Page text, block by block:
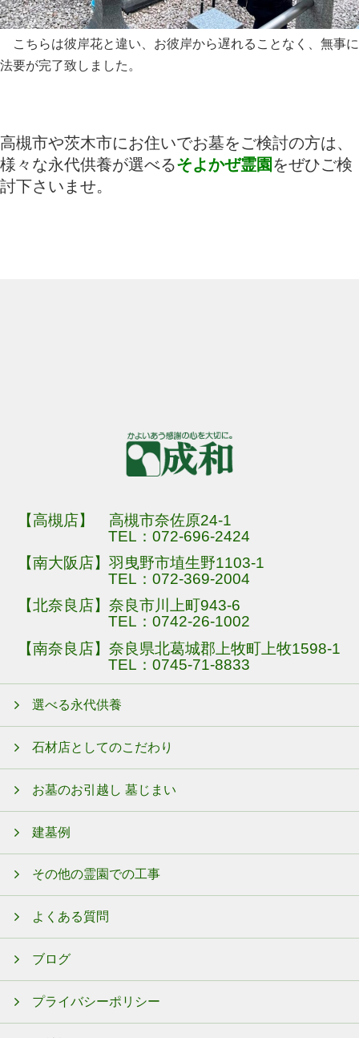
こちらは彼岸花と違い、お彼岸から遅れることなく、無事に
法要が完了致しました。
高槻市や茨木市にお住いでお墓をご検討の方は、
様々な永代供養が選べるそよかぜ霊園 をぜひご検
討下さいませ。
【高槻店】 高槻市奈佐原24-1
TEL：072-696-2424
【南大阪店】羽曳野市埴生野1103-1
TEL：072-369-2004
【北奈良店】奈良市川上町943-6
TEL：0742-26-1002
【南奈良店】奈良県北葛城郡上牧町上牧1598-1
TEL：0745-71-8833
選べる永代供養
石材店としてのこだわり
お墓のお引越し 墓じまい
建墓例
その他の霊園での工事
よくある質問
ブログ
プライバシーポリシー